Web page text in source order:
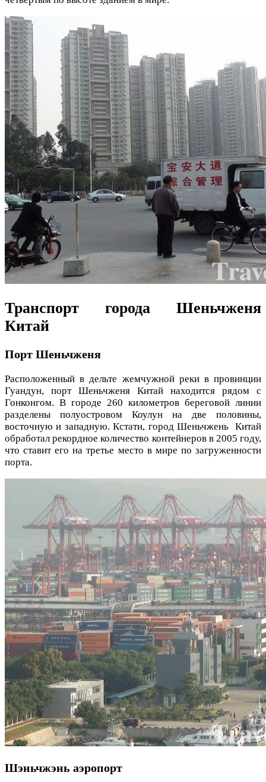
Транспорт города Шеньчженя
Китай
Порт Шеньчженя
Расположенный в дельте жемчужной реки в провинции
Гуандун, порт Шеньчженя Китай находится рядом с
Гонконгом. В городе 260 километров береговой линии
разделены полуостровом Коулун на две половины,
восточную и западную. Кстати, город Шеньчжень Китай
обработал рекордное количество контейнеров в 2005 году,
что ставит его на третье место в мире по загруженности
порта.
Шэньчжэнь аэропорт